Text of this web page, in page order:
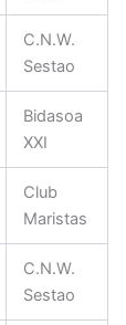
C.N.W.
Sestao
Bidasoa
XXI
Club
Maristas
C.N.W.
Sestao